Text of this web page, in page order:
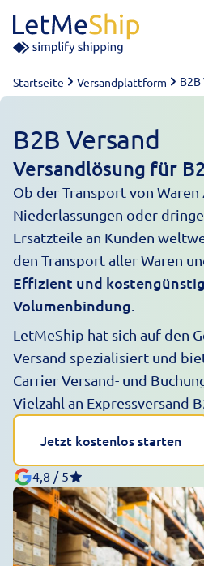
Startseite Versandplattform B2B
B2B Versand
Versandlösung für
Ob der Transport von
Niederlassungen oder
Ersatzteile an Kunden
den Transport aller Waren
Effizient und
Volumenbindung.
LetMeShip hat sich auf den
Versand spezialisiert und
Carrier Versand- und
Vielzahl an Expressversand
Jetzt kostenlos starten
4,8 / 5